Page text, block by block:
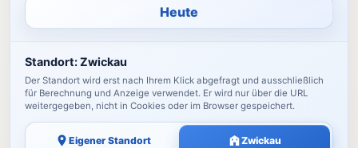
Heute
Standort:Zwickau
Der Standort wird erst nach Ihrem Klick abgefragt und ausschließlich
für Berechnung und Anzeige verwendet. Er wird nur über die URL
weitergegeben, nicht in Cookies oder im Browser gespeichert.
Eigener Standort Zwickau